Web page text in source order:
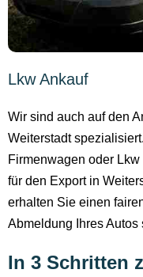
Lkw Ankauf
Wir sind auch auf den
Weiterstadt
Firmenwagen oder
für den Export in
erhalten Sie einen
Abmeldung Ihres Autos
In 3 Schritten